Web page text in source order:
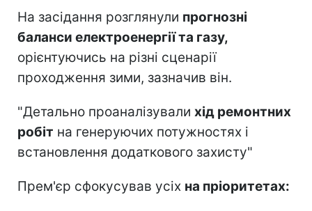
На засідання розглянули прогнозні
баланси електроенергії та газу,
орієнтуючись на різні сценарії
проходження зими, зазначив він.
"Детально проаналізували хід ремонтних
робіт на генеруючих потужностях і
встановлення додаткового захисту"
Прем'єр сфокусував усіх на пріоритетах: